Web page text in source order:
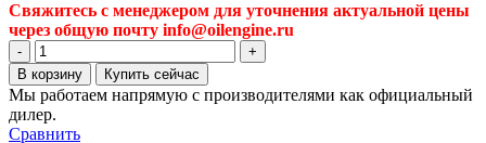
Свяжитесь с менеджером для уточнения актуальной цены
через общую почту info@oilengine.ru
Количество
товара
Компрессорное
масло
Castrol
В корзину Купить сейчас
Мы работаем напрямую с производителями как официальный
дилер.
Сравнить